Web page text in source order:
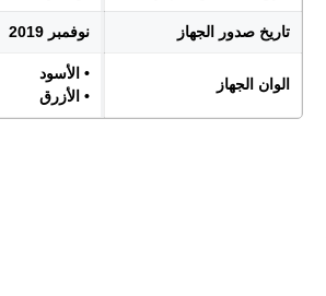
تاريخ صدور الجهاز نوفمبر 2019
الوان الجهاز
• الأسود
• الأزرق